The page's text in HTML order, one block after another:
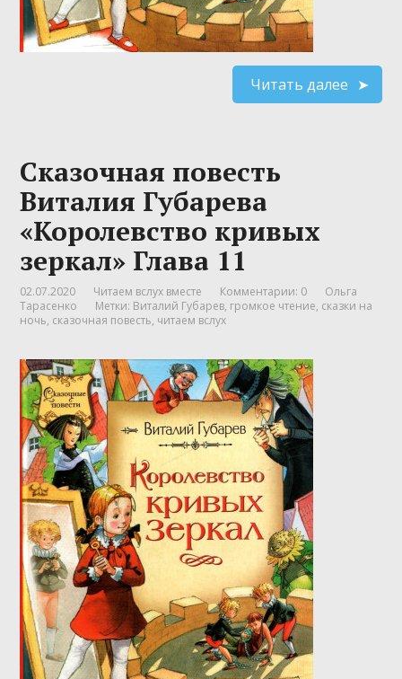
Читать далее
Сказочная повесть
Виталия Губарева
«Королевство кривых
зеркал» Глава 11
02.07.2020 Читаем вслух вместе Комментарии: 0
Ольга
Тарасенко
Метки: Виталий Губарев, громкое чтение, сказки на
ночь, сказочная повесть, читаем вслух